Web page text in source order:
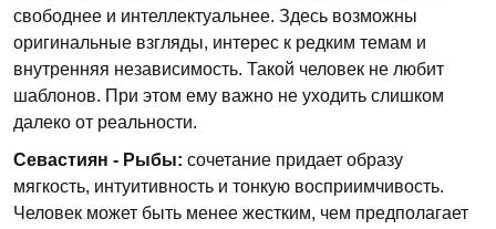
свободнее и интеллектуальнее. Здесь возможны
оригинальные взгляды, интерес к редким темам и
внутренняя независимость. Такой человек не любит
шаблонов. При этом ему важно не уходить слишком
далеко от реальности.
Севастиян - Рыбы: сочетание придает образу
мягкость, интуитивность и тонкую восприимчивость.
Человек может быть менее жестким, чем предполагает